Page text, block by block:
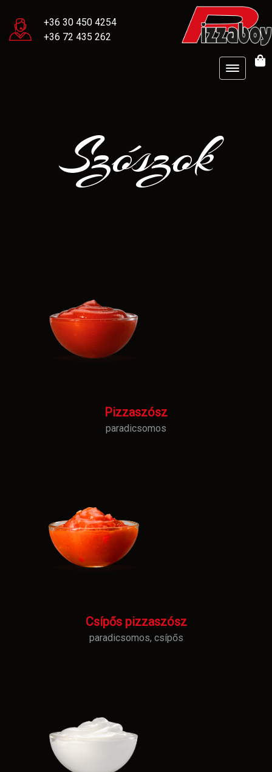
+36 30 450 4254
+36 72 435 262
Szószok
Pizzaszósz
paradicsomos
Csípős pizzaszósz
paradicsomos, csípős